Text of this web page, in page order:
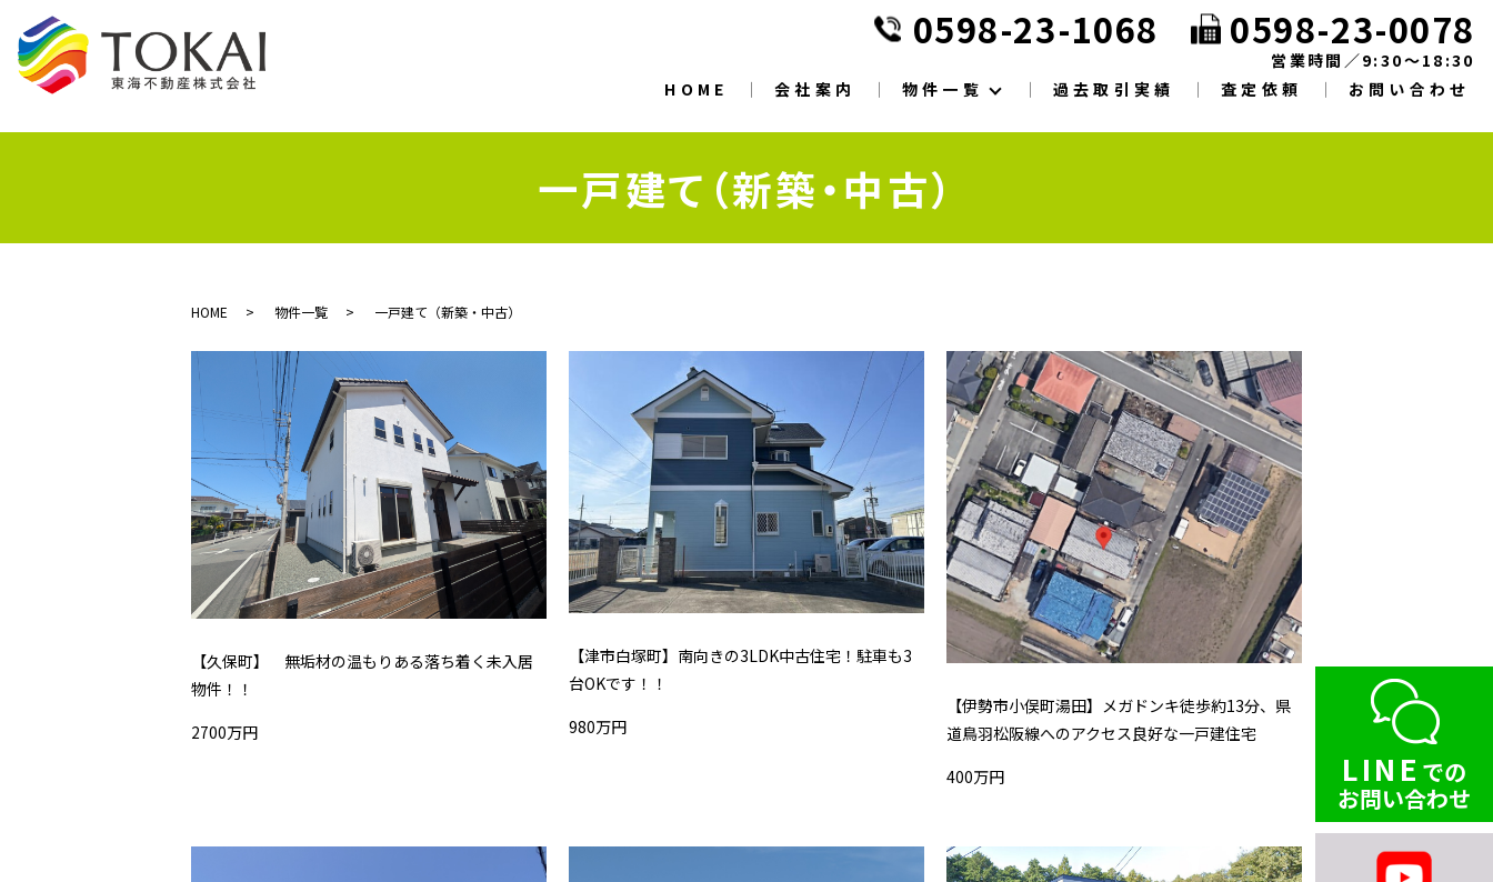
HOME 会社案内 物件一覧 過去取引実績 査定依頼 お問い合わせ
0598-23-1068 0598-23-0078
営業時間／9:30～18:30
一戸建て（新築・中古）
HOME 物件一覧 一戸建て（新築・中古）
【久保町】 無垢材の温もりある落ち着く未入居
物件！！
2700万円
【津市白塚町】南向きの3LDK中古住宅！駐車も3
台OKです！！
980万円
【伊勢市小俣町湯田】メガドンキ徒歩約13分、県
道鳥羽松阪線へのアクセス良好な一戸建住宅
400万円
LINE での
お問い合わせ